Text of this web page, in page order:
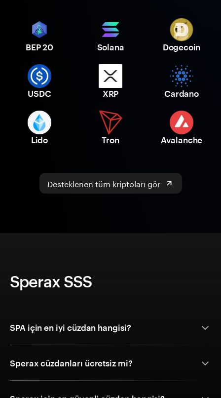
BEP 20 Solana Dogecoin
USDC XRP Cardano
Lido Tron Avalanche
Desteklenen tüm kriptoları gör
Sperax SSS
SPA için en iyi cüzdan hangisi?
Sperax cüzdanları ücretsiz mi?